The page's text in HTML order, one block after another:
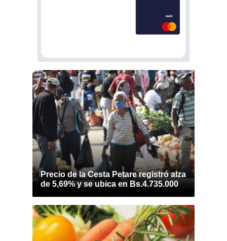
Precio de la Cesta Petare registró alza
de 5,69% y se ubica en Bs.4.735.000